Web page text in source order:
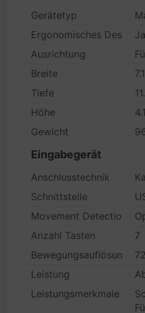
Gerätetyp
Ergonomisches DesignJa
Ausrichtung
Breite
Tiefe
Höhe
Gewicht
Eingabegerät
Anschlusstechnik
Schnittstelle
Movement Detection
Anzahl Tasten
7
Bewegungsauflösung
Leistung
Leistungsmerkmale